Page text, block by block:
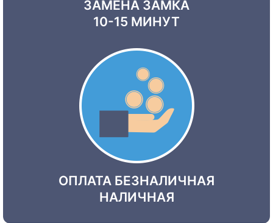
ЗАМЕНА ЗАМКА
10-15 МИНУТ
ОПЛАТА БЕЗНАЛИЧНАЯ
НАЛИЧНАЯ